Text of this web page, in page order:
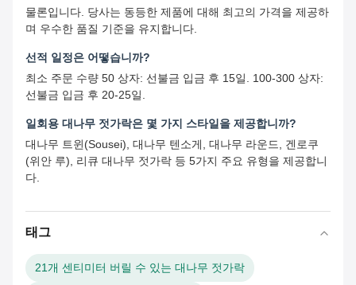
물론입니다. 당사는 동등한 제품에 대해 최고의 가격을 제공하
며 우수한 품질 기준을 유지합니다.
선적 일정은 어떻습니까?
최소 주문 수량 50 상자: 선불금 입금 후 15일. 100-300 상자:
선불금 입금 후 20-25일.
일회용 대나무 젓가락은 몇 가지 스타일을 제공합니까?
대나무 트윈(Sousei), 대나무 텐소게, 대나무 라운드, 겐로쿠
(위안 루), 리큐 대나무 젓가락 등 5가지 주요 유형을 제공합니
다.
태그
21개 센티미터 버릴 수 있는 대나무 젓가락